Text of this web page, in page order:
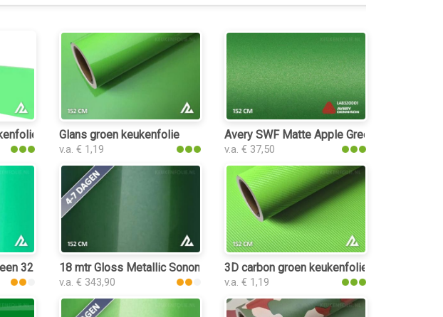
Glans groen keukenfolie
v.a. € 1,19
Avery SWF Matte Apple Green Metallic
v.a. € 37,50
3227 keukenfolie
18 mtr Gloss Metallic Sonoma Green 3197 keukenfolie
v.a. € 343,90
3D carbon groen keukenfolie
v.a. € 1,19